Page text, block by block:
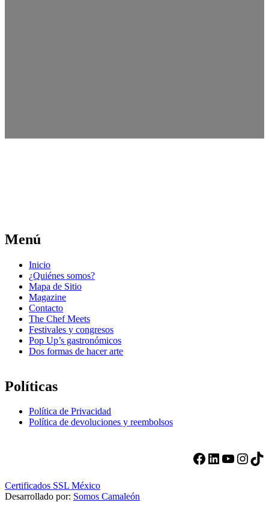
Menú
Inicio
¿Quiénes somos?
Mapa de Sitio
Magazine
Contacto
The Chef Meets
Festivales y congresos
Pop Up’s gastronómicos
Dos formas de hacer arte
Políticas
Política de Privacidad
Política de devoluciones y reembolsos
Facebook LinkedIn YouTube Instagram TikTok
Certificados SSL México
Desarrollado por: Somos Camaleón